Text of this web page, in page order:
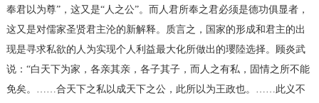
奉君以为尊”，这又是“人之公”。而人君所奉之君必须是德功俱显者，
这又是对儒家圣贤君主沦的新解释。质言之，国家的形成和君主的出
现是寻求私欲的人为实现个人利益最大化所做出的瓔陸选择。顾炎武
说：“白天下为家，各亲其亲，各子其子，而人之有私，固情之所不能
免矣。……合天下之私以成天下之公，此所以为王政也。……此义不